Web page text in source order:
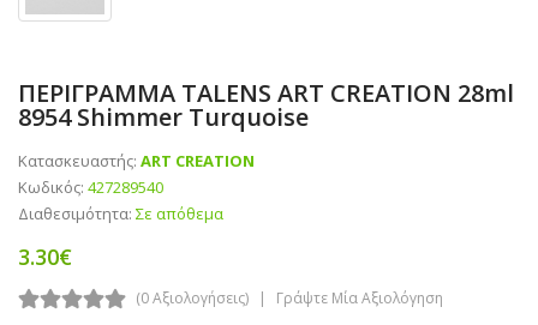
ΠΕΡΙΓΡΑΜΜΑ TALENS ART CREATION 28ml
8954 Shimmer Turquoise
Κατασκευαστής: ART CREATION
Κωδικός: 427289540
Διαθεσιμότητα: Σε απόθεμα
3.30€
(0 Αξιολογήσεις) Γράψτε Μία Αξιολόγηση